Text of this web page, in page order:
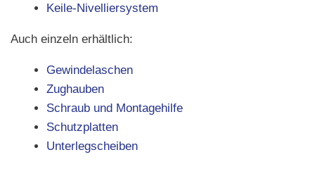
Keile-Nivelliersystem
Auch einzeln erhältlich:
Gewindelaschen
Zughauben
Schraub und Montagehilfe
Schutzplatten
Unterlegscheiben